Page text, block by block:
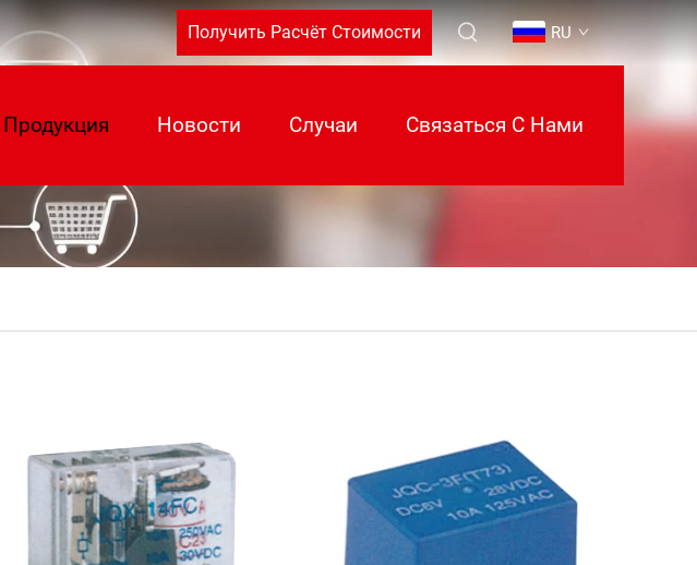
Получить Расчёт Стоимости RU
Продукция Новости Случаи Связаться С Нами